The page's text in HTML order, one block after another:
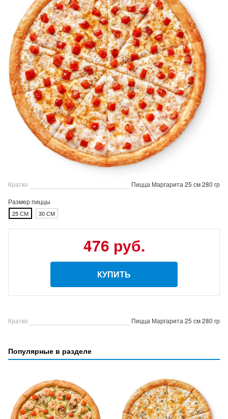
Кратко
Пицца Маргарита 25 см 280 гр
Размер пиццы
25 СМ 30 СМ
476 руб.
КУПИТЬ
Кратко Пицца Маргарита 25 см 280 гр
Популярные в разделе